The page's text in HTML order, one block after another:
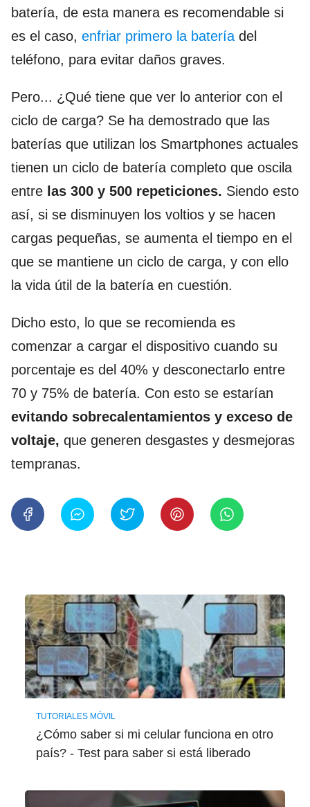
batería, de esta manera es recomendable si
es el caso, enfriar primero la batería del
teléfono, para evitar daños graves.
Pero... ¿Qué tiene que ver lo anterior con el
ciclo de carga? Se ha demostrado que las
baterías que utilizan los Smartphones actuales
tienen un ciclo de batería completo que oscila
entre las 300 y 500 repeticiones. Siendo esto
así, si se disminuyen los voltios y se hacen
cargas pequeñas, se aumenta el tiempo en el
que se mantiene un ciclo de carga, y con ello
la vida útil de la batería en cuestión.
Dicho esto, lo que se recomienda es
comenzar a cargar el dispositivo cuando su
porcentaje es del 40% y desconectarlo entre
70 y 75% de batería. Con esto se estarían
evitando sobrecalentamientos y exceso de
voltaje, que generen desgastes y desmejoras
tempranas.
TUTORIALES MÓVIL
¿Cómo saber si mi celular funciona en otro
país? - Test para saber si está liberado